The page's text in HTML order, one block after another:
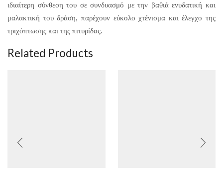
ιδιαίτερη σύνθεση του σε συνδυασμό με την βαθιά ενυδατική και
μαλακτική του δράση, παρέχουν εύκολο χτένισμα και έλεγχο της
τριχόπτωσης και της πιτυρίδας.
Related Products